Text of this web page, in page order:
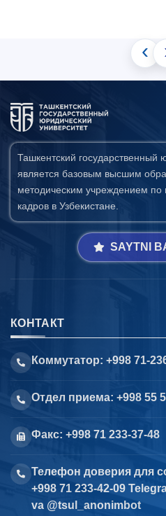
‹
Ташкентский государственный
является базовым высшим
методическим учреждением по
кадров в Узбекистане.
SAYTNI
КОНТАКТ
Коммутатор: +998 71-
Отдел приема: +998 55
Факс: +998 71 233-37-48
Телефон доверия для
+998 71 233-42-09
va @tsul_anonimbot